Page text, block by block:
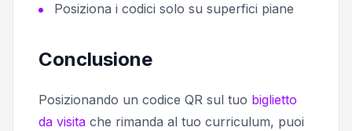
Posiziona i codici solo su superfici piane
Conclusione
Posizionando un codice QR sul tuo biglietto
da visita che rimanda al tuo curriculum, puoi